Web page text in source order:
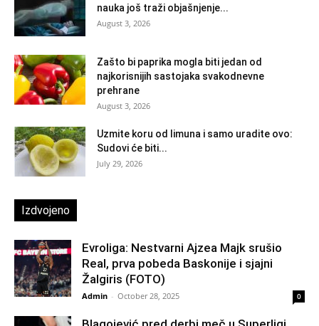
nauka još traži objašnjenje...
August 3, 2026
Zašto bi paprika mogla biti jedan od
najkorisnijih sastojaka svakodnevne
prehrane
August 3, 2026
Uzmite koru od limuna i samo uradite ovo:
Sudovi će biti...
July 29, 2026
Izdvojeno
Evroliga: Nestvarni Ajzea Majk srušio
Real, prva pobeda Baskonije i sjajni
Žalgiris (FOTO)
Admin - October 28, 2025 0